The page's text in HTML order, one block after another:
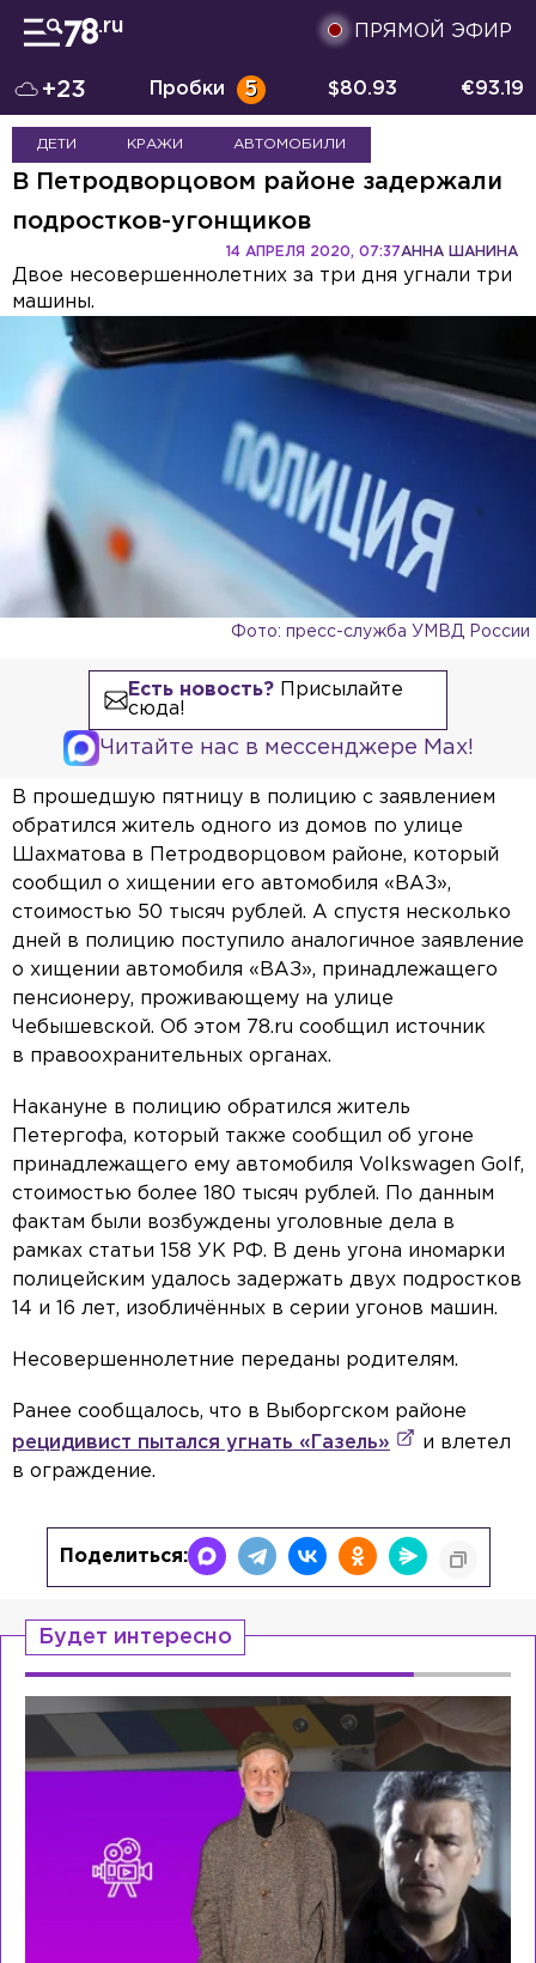
ПРЯМОЙ ЭФИР
+23 Пробки 5 $80.93 €93.19
ДЕТИ КРАЖИ АВТОМОБИЛИ
В Петродворцовом районе задержали
подростков-угонщиков
АННА ШАНИНА
14 АПРЕЛЯ 2020, 07:37
Двое несовершеннолетних за три дня угнали три
машины.
Фото: пресс-служба УМВД России
Есть новость?Присылайте
сюда!
Читайте нас в мессенджере Max!
В прошедшую пятницу в полицию с заявлением
обратился житель одного из домов по улице
Шахматова в Петродворцовом районе, который
сообщил о хищении его автомобиля «ВАЗ»,
стоимостью 50 тысяч рублей. А спустя несколько
дней в полицию поступило аналогичное заявление
о хищении автомобиля «ВАЗ», принадлежащего
пенсионеру, проживающему на улице
Чебышевской. Об этом 78.ru сообщил источник
в правоохранительных органах.
Накануне в полицию обратился житель
Петергофа, который также сообщил об угоне
принадлежащего ему автомобиля Volkswagen Golf,
стоимостью более 180 тысяч рублей. По данным
фактам были возбуждены уголовные дела в
рамках статьи 158 УК РФ. В день угона иномарки
полицейским удалось задержать двух подростков
14 и 16 лет, изобличённых в серии угонов машин.
Несовершеннолетние переданы родителям.
Ранее сообщалось, что в Выборгском районе
рецидивист пытался угнать «Газель»
и влетел
в ограждение.
Поделиться:
Будет интересно